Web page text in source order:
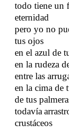
todo tiene un
eternidad
pero yo no
tus ojos
en el azul de
en la rudeza
entre las
en la cima de
de tus
todavía
crustáceos